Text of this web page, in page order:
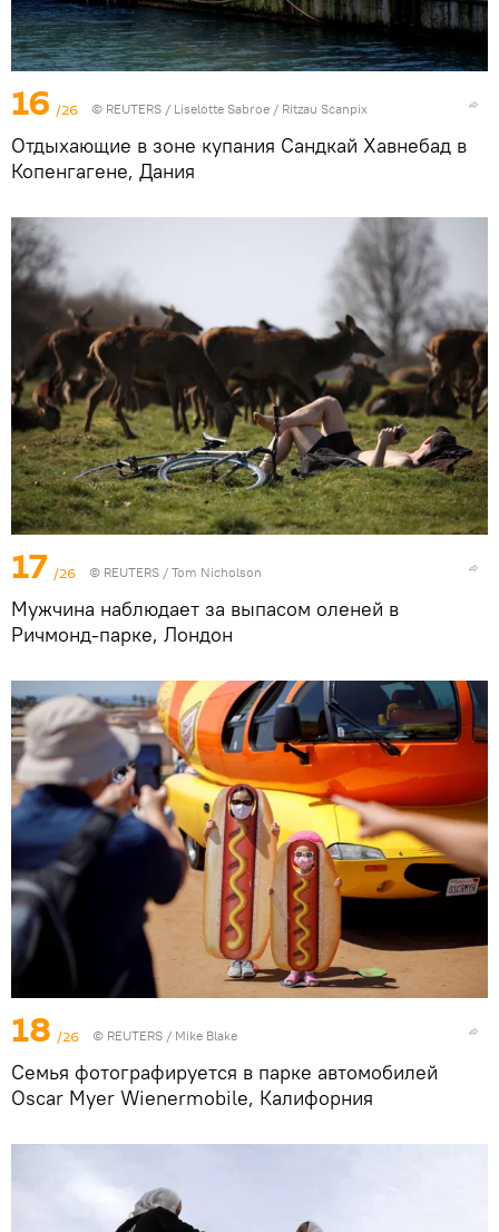
16 /26 © REUTERS / Liselotte Sabroe / Ritzau Scanpix
Отдыхающие в зоне купания Сандкай Хавнебад в
Копенгагене, Дания
17 /26 © REUTERS / Tom Nicholson
Мужчина наблюдает за выпасом оленей в
Ричмонд-парке, Лондон
18 /26 © REUTERS / Mike Blake
Семья фотографируется в парке автомобилей
Oscar Myer Wienermobile, Калифорния